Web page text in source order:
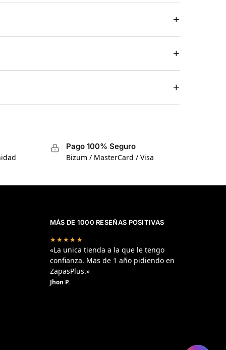
+
+
+
Pago 100% Seguro
Bizum / MasterCard / Visa
MÁS DE 1000 RESEÑAS POSITIVAS
★★★★★
«La unica tienda a la que le tengo
confianza. Mas de 1 año pidiendo en
ZapasPlus.»
Jhon P.